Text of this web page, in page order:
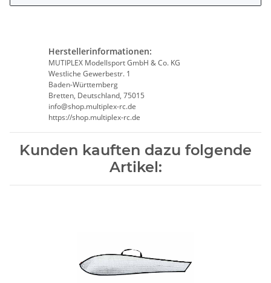
Herstellerinformationen:
MUTIPLEX Modellsport GmbH & Co. KG
Westliche Gewerbestr. 1
Baden-Württemberg
Bretten, Deutschland, 75015
info@shop.multiplex-rc.de
https://shop.multiplex-rc.de
Kunden kauften dazu folgende
Artikel: